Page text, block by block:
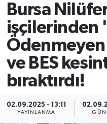
Bursa
işçilerinden
Ödenmeyen
ve BES
bıraktırdı!
02.09.2025 - 13:11
YAYINLANMA
SAĞLIK
SPOR
TEKNOLOJİ
Tüm Manşetler
Son Dakika
Haber Arşivi